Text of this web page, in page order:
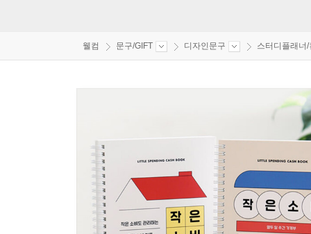
웰컴 문구/GIFT 디자인문구 스터디플래너/